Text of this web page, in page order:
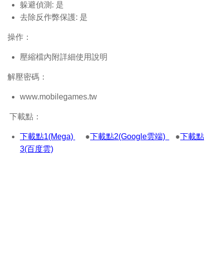
躲避偵測: 是
去除反作弊保護: 是
操作：
壓縮檔內附詳細使用說明
解壓密碼：
www.mobilegames.tw
下載點：
下載點1(Mega) ●下載點2(Google雲端) ●下載點
3(百度雲)